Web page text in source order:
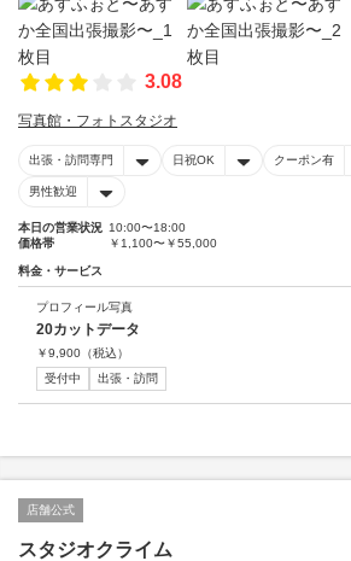
3.08
写真館・フォトスタジオ
出張・訪問専門 日祝OK クーポン有
男性歓迎
本日の営業状況 10:00〜18:00
価格帯
￥1,100〜￥55,000
料金・サービス
プロフィール写真
20カットデータ
￥9,900 （税込）
受付中
出張・訪問
店舗公式
スタジオクライム